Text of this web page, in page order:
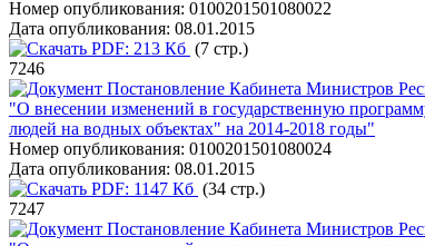
Номер опубликования: 0100201501080022
Дата опубликования: 08.01.2015
PDF: 213 Кб (7 стр.)
7246
Постановление Кабинета Министров
"О внесении изменений в государственную
людей на водных объектах" на 2014-2018 годы"
Номер опубликования: 0100201501080024
Дата опубликования: 08.01.2015
PDF: 1147 Кб (34 стр.)
7247
Постановление Кабинета Министров